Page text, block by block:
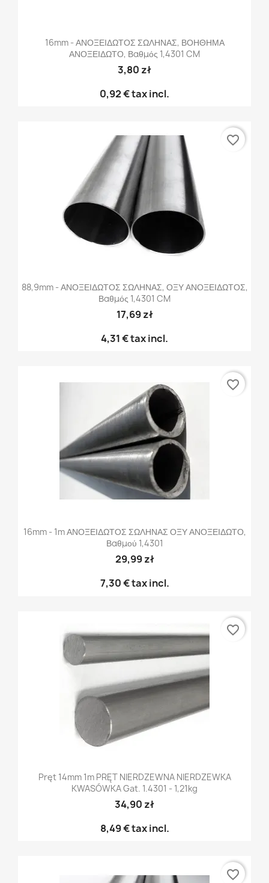
16mm - ΑΝΟΞΕΙΔΩΤΟΣ ΣΩΛΗΝΑΣ, ΒΟΗΘΗΜΑ
ΑΝΟΞΕΙΔΩΤΟ, Βαθμός 1,4301 CM
3,80 zł
0,92 €tax incl.
88,9mm - ΑΝΟΞΕΙΔΩΤΟΣ ΣΩΛΗΝΑΣ, ΟΞΥ ΑΝΟΞΕΙΔΩΤΟΣ,
Βαθμός 1,4301 CM
17,69 zł
4,31 €tax incl.
favorite_border
16mm - 1m ΑΝΟΞΕΙΔΩΤΟΣ ΣΩΛΗΝΑΣ ΟΞΥ ΑΝΟΞΕΙΔΩΤΟ,
Βαθμού 1,4301
29,99 zł
7,30 €tax incl.
favorite_border
Pręt 14mm 1m PRĘT NIERDZEWNA NIERDZEWKA
KWASÓWKA Gat. 1.4301 - 1,21kg
34,90 zł
8,49 €tax incl.
favorite_border
favorite_border